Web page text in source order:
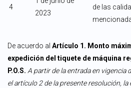
4
2023
de las
De acuerdo al Artículo 1. Monto
expedición del tiquete de máquina
P.O.S. A partir de la entrada en vigencia
el artículo 2 de la presente resolución,